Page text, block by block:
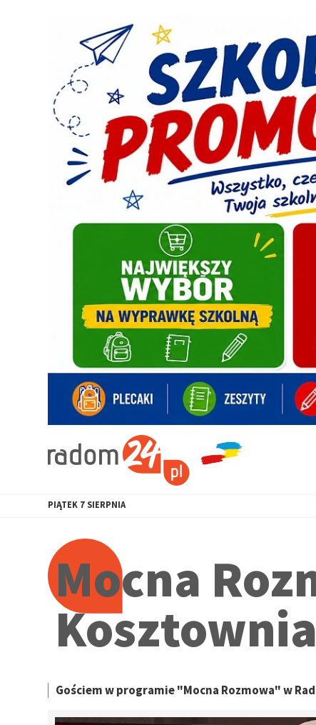
PIĄTEK 7 SIERPNIA
Mocna
Gościem w programie "Mocna Rozmowa" w